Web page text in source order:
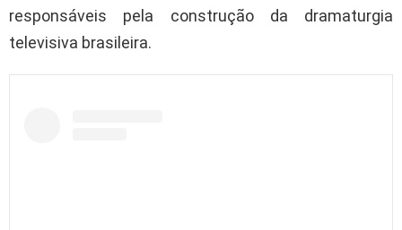
responsáveis pela construção da dramaturgia
televisiva brasileira.